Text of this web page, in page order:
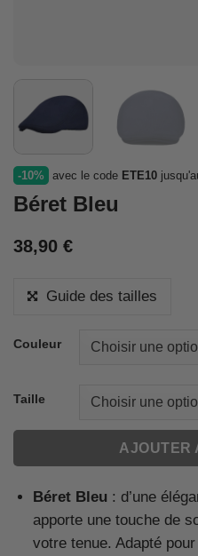
-10% avec le code ETE10
Béret Bleu
38,90 €
Guide des tailles
Couleur
Taille
AJOUTER
Béret Bleu : d’une
apporte une touche de
votre tenue. Adapté